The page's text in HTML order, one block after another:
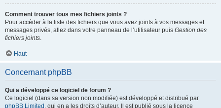
Comment trouver tous mes fichiers joints ?
Pour accéder à la liste des fichiers que vous avez joints à vos messages et
messages privés, allez dans votre panneau de l’utilisateur puis Gestion des
fichiers joints.
Haut
Concernant phpBB
Qui a développé ce logiciel de forum ?
Ce logiciel (dans sa version non modifiée) est développé et distribué par
phpBB Limited , qui en a les droits d’auteur. Il est publié sous la licence